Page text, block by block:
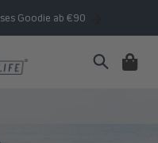
Goodie ab €90
Carrito